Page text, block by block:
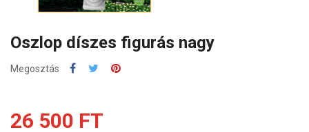
Oszlop díszes figurás nagy
Megosztás
26 500 FT